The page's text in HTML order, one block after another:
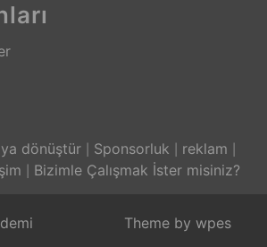
dönüştür Sponsorluk
reklam
Bizimle Çalışmak İster misiniz?
Theme by wpes